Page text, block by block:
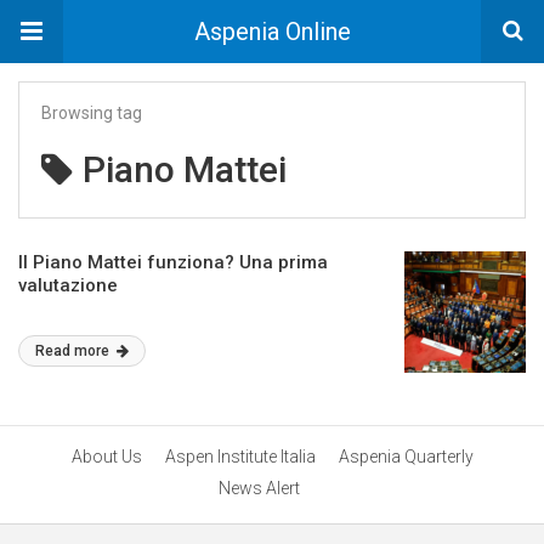
Aspenia Online
Browsing tag
Piano Mattei
Il Piano Mattei funziona? Una prima
valutazione
Read more
About Us Aspen Institute Italia
Aspenia Quarterly
News Alert